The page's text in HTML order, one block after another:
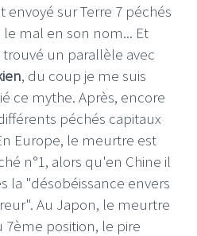
envoyé sur Terre 7 péchés
mal en son nom... Et
un parallèle avec
, du coup je me suis
ce mythe. Après, encore
péchés capitaux
Europe, le meurtre est
n°1, alors qu'en Chine il
la "désobéissance envers
Au Japon, le meurtre
position, le pire